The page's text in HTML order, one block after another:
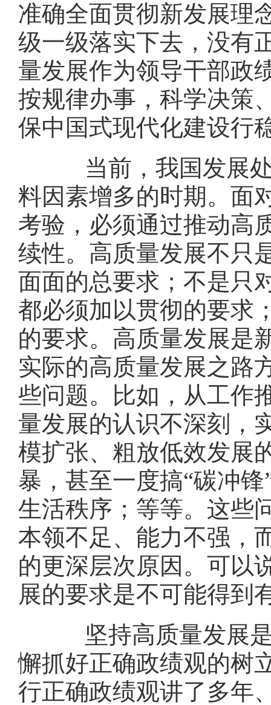
准确全面贯彻新发展理
级一级落实下去，没有
量发展作为领导干部政
按规律办事，科学决策
保中国式现代化建设行
当前，我国发展处
料因素增多的时期。面
考验，必须通过推动高
续性。高质量发展不只
面面的总要求；不是只
都必须加以贯彻的要求
的要求。高质量发展是
实际的高质量发展之路
些问题。比如，从工作
量发展的认识不深刻，
模扩张、粗放低效发展
暴，甚至一度搞“碳冲
生活秩序；等等。这些
本领不足、能力不强，
的更深层次原因。可以
展的要求是不可能得到
坚持高质量发展是
懈抓好正确政绩观的树
行正确政绩观讲了多年